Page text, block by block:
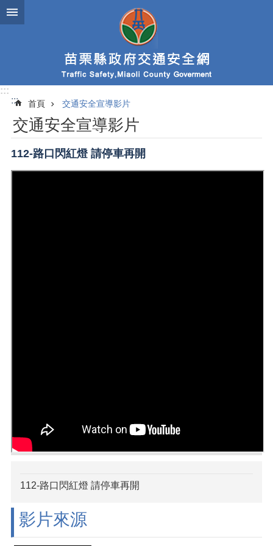
跳到主要內容區塊
:::
:::
首頁 交通安全宣導影片
交通安全宣導影片
112-路口閃紅燈 請停車再開
112-路口閃紅燈 請停車再開
影片來源